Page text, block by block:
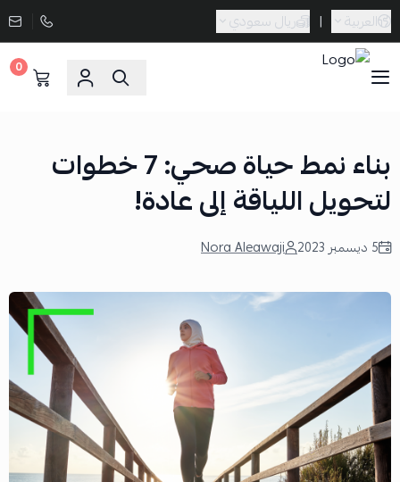
العربية | ريال سعودي
0
بناء نمط حياة صحي: 7 خطوات
لتحويل اللياقة إلى عادة!
5 ديسمبر 2023 Nora Aleawaji